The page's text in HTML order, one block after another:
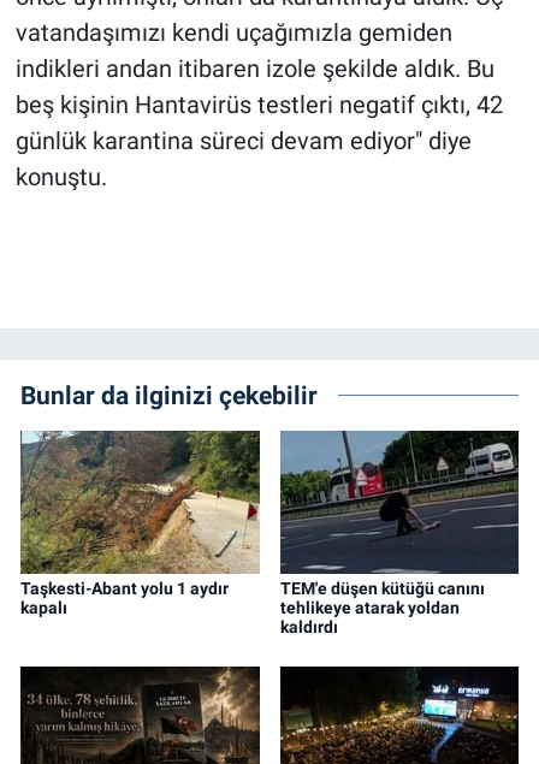
vatandaşımızı kendi uçağımızla gemiden
indikleri andan itibaren izole şekilde aldık. Bu
beş kişinin Hantavirüs testleri negatif çıktı, 42
günlük karantina süreci devam ediyor" diye
konuştu.
Bunlar da ilginizi çekebilir
Taşkesti-Abant yolu 1 aydır
kapalı
TEM'e düşen kütüğü canını
tehlikeye atarak yoldan
kaldırdı